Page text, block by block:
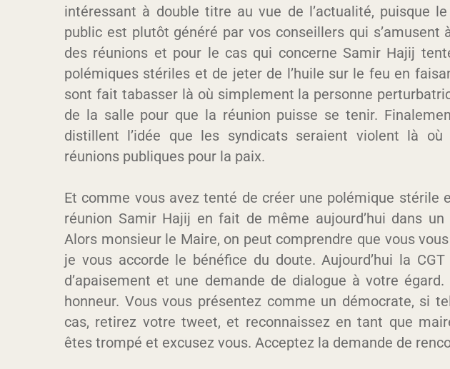
intéressant à double titre au vue de l’actualité, puisque le
public est plutôt généré par vos conseillers qui s’amusent
des réunions et pour le cas qui concerne Samir Hajij
polémiques stériles et de jeter de l’huile sur le feu en
sont fait tabasser là où simplement la personne
de la salle pour que la réunion puisse se tenir.
distillent l’idée que les syndicats seraient violent là
réunions publiques pour la paix.
Et comme vous avez tenté de créer une polémique stérile
réunion Samir Hajij en fait de même aujourd’hui dans un
Alors monsieur le Maire, on peut comprendre que vous
je vous accorde le bénéfice du doute. Aujourd’hui la
d’apaisement et une demande de dialogue à votre
honneur. Vous vous présentez comme un démocrate, si
cas, retirez votre tweet, et reconnaissez en tant que
êtes trompé et excusez vous. Acceptez la demande de